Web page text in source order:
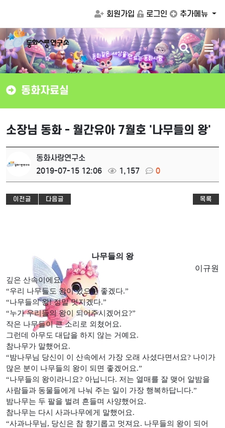
회원가입 로그인 추가메뉴
동화같은 세상을 만드는 동화사랑
검
색
버
튼
메
뉴
버
튼
동화자료실
소장님 동화 - 월간유아 7월호 '나무들의 왕'
동화사랑연구소
2019-07-15 12:06
1,157 0
이전글 다음글 목록
나무들의 왕
이규원
깊은 산속이에요.
“우리 나무들도 왕이 있으면 좋겠다.”
“나무들의 왕! 정말 멋지겠다.”
“누가 우리들의 왕이 되어주시겠어요?”
작은 나무들이 큰 소리로 외쳤어요.
그런데 아무도 대답을 하지 않는 거예요.
참나무가 말했어요.
“밤나무님 당신이 이 산속에서 가장 오래 사셨다면서요? 나이가
많은 분이 나무들의 왕이 되면 좋겠어요.”
“나무들의 왕이라니요? 아닙니다. 저는 열매를 잘 맺어 알밤을
사람들과 동물들에게 나눠 주는 일이 가장 행복하답니다.”
밤나무는 두 팔을 벌려 흔들며 사양했어요.
참나무는 다시 사과나무에게 말했어요.
“사과나무님, 당신은 참 향기롭고 멋져요. 나무들의 왕이 되어